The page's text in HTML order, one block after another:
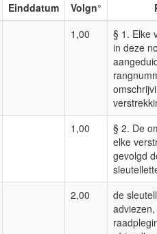
Einddatum Volgn°
1,00
§ 1. Elke
in deze
1,00
§ 2. De
elke
gevolgd
2,00
de